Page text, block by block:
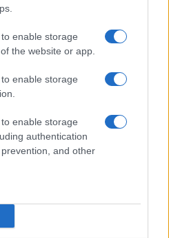
enable storage
the website or app.
enable storage
enable storage
authentication
and other
PMI: patti, holding e